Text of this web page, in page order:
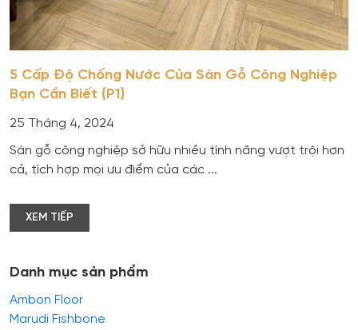
5 Cấp Độ Chống Nước Của Sàn Gỗ Công Nghiệp
Bạn Cần Biết (P1)
25 Tháng 4, 2024
Sàn gỗ công nghiệp sở hữu nhiều tính năng vượt trội hơn
cả, tích hợp mọi ưu điểm của các ...
XEM TIẾP
Danh mục sản phẩm
Ambon Floor
Marudi Fishbone